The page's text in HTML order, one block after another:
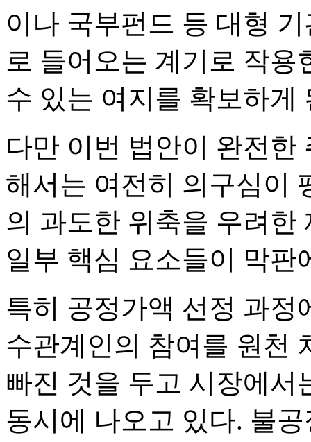
이나 국부펀드 등 대형
로 들어오는 계기로 작용
수 있는 여지를 확보하게
다만 이번 법안이 완전한
해서는 여전히 의구심이
의 과도한 위축을 우려한
일부 핵심 요소들이 막판
특히 공정가액 선정 과정
수관계인의 참여를 원천
빠진 것을 두고 시장에서
동시에 나오고 있다. 불